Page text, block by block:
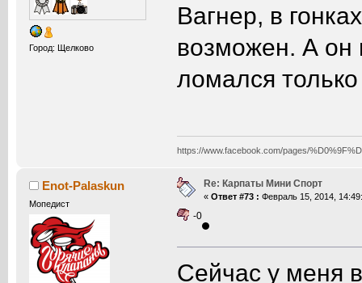
Город: Щелково
Вагнер, в
возможен. А
ломался
https://www.facebook.com/pages/
Enot-Palaskun
Мопедист
Re: Карпаты Мини Спорт
« Ответ #73 : Февраль 15, 2014,
-0
Сейчас у меня